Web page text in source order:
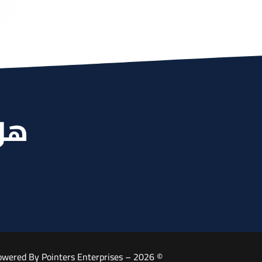
© 2026 – Ivein Clinic Is Proudly Powered By
Pointers Enterprises